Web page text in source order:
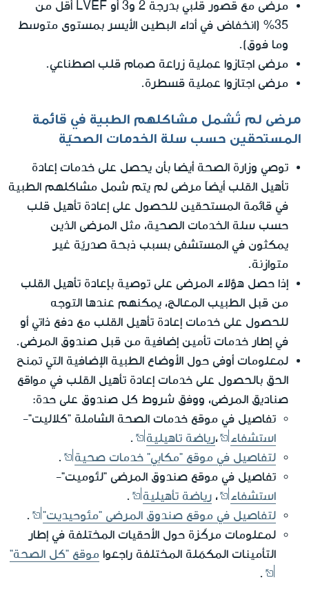
مرضى مع قصور قلبي بدرجة 2 و3 أو LVEF أقل من
35% (انخفاض في أداء البطين الأيسر بمستوى متوسط
وما فوق).
مرضى اجتازوا عملية زراعة صمام قلب اصطناعي.
مرضى اجتازوا عملية قسطرة.
مرضى لم تُشمل مشاكلهم الطبية في قائمة
المستحقين حسب سلة الخدمات الصحيّة
توصي وزارة الصحة أيضا بأن يحصل على خدمات إعادة
تأهيل القلب أيضاً مرضى لم يتم شمل مشاكلهم الطبية
في قائمة المستحقين للحصول على إعادة تأهيل قلب
حسب سلة الخدمات الصحية، مثل المرضى الذين
يمكثون في المستشفى بسبب ذبحة صدريّة غير
متوازنة.
إذا حصل هؤلاء المرضى على توصية بإعادة تأهيل القلب
من قبل الطبيب المعالج، يمكنهم عندها التوجه
للحصول على خدمات إعادة تأهيل القلب مع دفع ذاتي أو
في إطار خدمات تأمين إضافية من قبل صندوق المرضى.
لمعلومات أوفى حول الأوضاع الطبية الإضافية التي تمنح
الحق بالحصول على خدمات إعادة تأهيل القلب في مواقع
صناديق المرضى، ووفق شروط كل صندوق على حدة:
تفاصيل في موقع خدمات الصحة الشاملة "كلاليت"-
استشفاء
،رياضة تاهيلية
.
لتفاصيل في موقع "مكابي" خدمات صحية
.
تفاصيل في موقع صندوق المرضى "لئوميت"-
استشفاء
، رياضة تأهيلية
.
لتفاصيل في موقع صندوق المرضى "مئوحيديت"
.
لمعلومات مركّزة حول الأحقيات المختلفة في إطار
التأمينات المكمّلة المختلفة راجعوا موقع "كل الصحة"
.